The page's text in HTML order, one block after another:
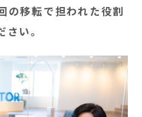
の移転で担われた役割
い。